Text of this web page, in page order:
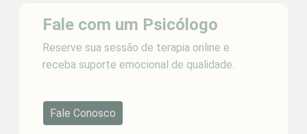
Fale com um Psicólogo
Reserve sua sessão de terapia online e
receba suporte emocional de qualidade.
Fale Conosco